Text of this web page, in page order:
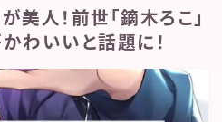
人！前世「鏑木ろこ」
わいいと話題に！